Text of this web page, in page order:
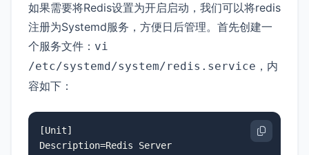
如果需要将Redis设置为开启启动，我们可以将redis
注册为Systemd服务，方便日后管理。首先创建一
个服务文件： vi
/etc/systemd/system/redis.service ，内
容如下：
[Unit]
Description=Redis Server